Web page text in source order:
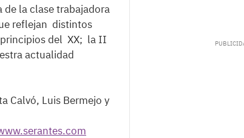
de la clase trabajadora
reflejan distintos
principios del XX; la II
actualidad
Calvó, Luis Bermejo y